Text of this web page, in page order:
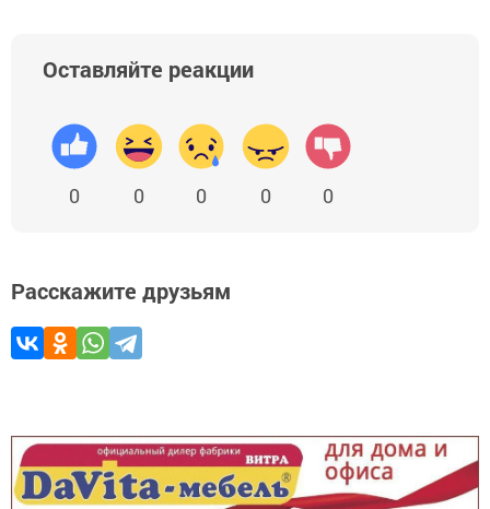
Оставляйте реакции
0 0 0 0 0
Расскажите друзьям